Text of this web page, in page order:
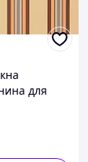
для
120см